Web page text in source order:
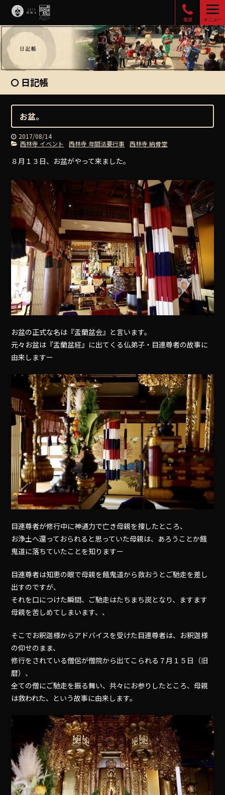
電話 メニュー
日記帳
お盆。
2017/08/14
西林寺 イベント
西林寺 年間法要行事 西林寺 納骨堂
８月１３日、お盆がやって来ました。
お盆の正式な名は『盂蘭盆会』と言います。
元々お盆は『盂蘭盆経』に出てくる仏弟子・目連尊者の故事に
由来しますー
目連尊者が修行中に神通力で亡き母親を捜したところ、
お浄土へ還っておられると思っていた母親は、あろうことか餓
鬼道に落ちていたことを知りますー
目連尊者は知恵の眼で母親を餓鬼道から救おうとご馳走を差し
出すのですが、
それを口につけた瞬間、ご馳走はたちまち炭となり、ますます
母親を苦しめてしまいます、、
そこでお釈迦様からアドバイスを受けた目連尊者は、お釈迦様
の仰せのまま、
修行をされている僧侶が僧院から出てこられる７月１５日（旧
暦）、
全ての僧にご馳走を振る舞い、共々にお参りしたところ、母親
は救われた、という故事に由来します。